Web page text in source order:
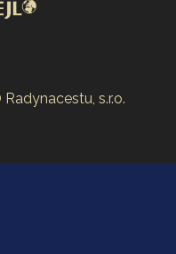
s.r.o.